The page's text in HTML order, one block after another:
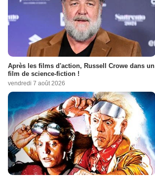
Après les films d'action, Russell Crowe dans un
film de science-fiction !
vendredi 7 août 2026